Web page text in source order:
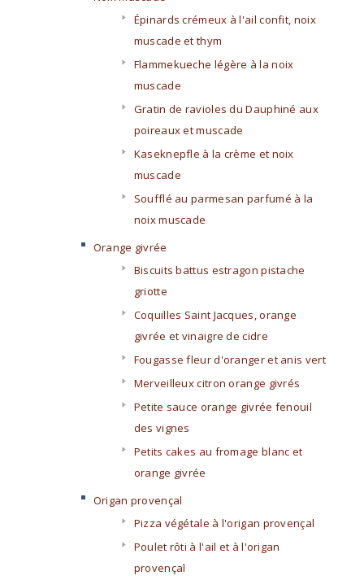
Épinards crémeux à l'ail confit, noix
muscade et thym
Flammekueche légère à la noix
muscade
Gratin de ravioles du Dauphiné aux
poireaux et muscade
Kaseknepfle à la crème et noix
muscade
Soufflé au parmesan parfumé à la
noix muscade
Orange givrée
Biscuits battus estragon pistache
griotte
Coquilles Saint Jacques, orange
givrée et vinaigre de cidre
Fougasse fleur d'oranger et anis vert
Merveilleux citron orange givrés
Petite sauce orange givrée fenouil
des vignes
Petits cakes au fromage blanc et
orange givrée
Origan provençal
Pizza végétale à l'origan provençal
Poulet rôti à l'ail et à l'origan
provençal